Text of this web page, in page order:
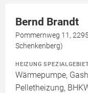
Bernd Brandt
Pommernweg 11,
Schenkenberg)
HEIZUNG
Wärmepumpe,
Pelletheizung,